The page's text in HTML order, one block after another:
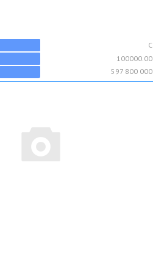
C
100000.00
597 800 000